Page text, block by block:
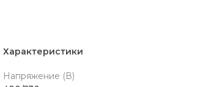
Характеристики
Напряжение (В)